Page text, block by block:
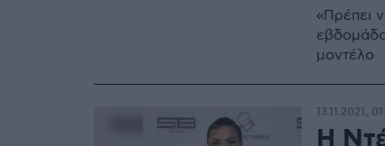
«Πρέπει
μοντέλο
13.11.2021,